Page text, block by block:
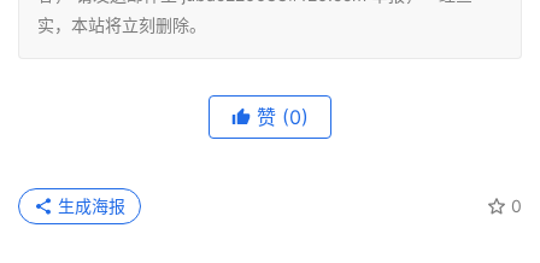
实，本站将立刻删除。
赞 (0)
0
生成海报